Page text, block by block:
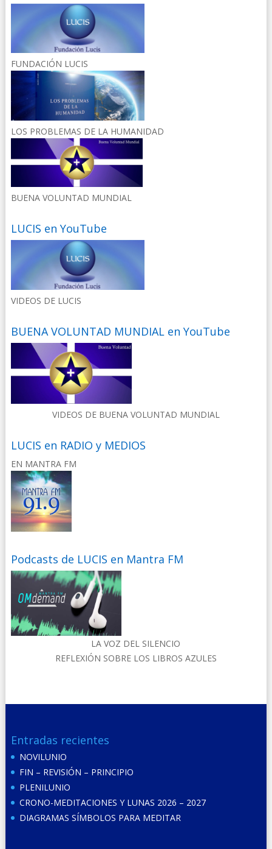
FUNDACIÓN LUCIS
LOS PROBLEMAS DE LA HUMANIDAD
BUENA VOLUNTAD MUNDIAL
LUCIS en YouTube
VIDEOS DE LUCIS
BUENA VOLUNTAD MUNDIAL en YouTube
VIDEOS DE BUENA VOLUNTAD MUNDIAL
LUCIS en RADIO y MEDIOS
EN MANTRA FM
Podcasts de LUCIS en Mantra FM
LA VOZ DEL SILENCIO
REFLEXIÓN SOBRE LOS LIBROS AZULES
Entradas recientes
NOVILUNIO
FIN – REVISIÓN – PRINCIPIO
PLENILUNIO
CRONO-MEDITACIONES Y LUNAS 2026 – 2027
DIAGRAMAS SÍMBOLOS PARA MEDITAR